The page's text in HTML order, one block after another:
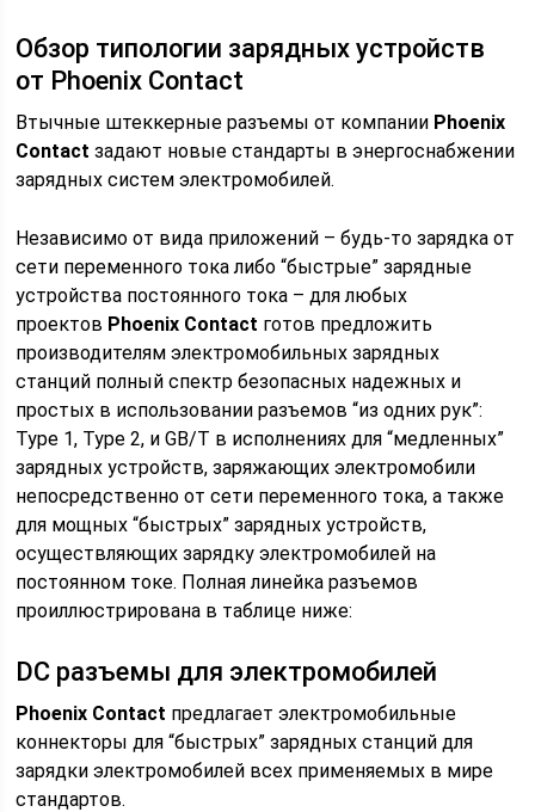
Обзор типологии зарядных устройств
от Phoenix Contact
Втычные штеккерные разъемы от компании Phoenix
Contact задают новые стандарты в энергоснабжении
зарядных систем электромобилей.
Независимо от вида приложений – будь-то зарядка от
сети переменного тока либо “быстрые” зарядные
устройства постоянного тока – для любых
проектов Phoenix Contact готов предложить
производителям электромобильных зарядных
станций полный спектр безопасных надежных и
простых в использовании разъемов “из одних рук”:
Type 1, Type 2, и GB/T в исполнениях для “медленных”
зарядных устройств, заряжающих электромобили
непосредственно от сети переменного тока, а также
для мощных “быстрых” зарядных устройств,
осуществляющих зарядку электромобилей на
постоянном токе. Полная линейка разъемов
проиллюстрирована в таблице ниже:
DC разъемы для электромобилей
Phoenix Contact предлагает электромобильные
коннекторы для “быстрых” зарядных станций для
зарядки электромобилей всех применяемых в мире
стандартов.